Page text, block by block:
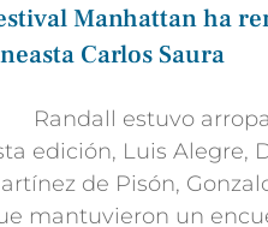
Manhattan ha
Carlos Saura
estuvo
edición, Luis Alegre,
de Pisón,
mantuvieron un